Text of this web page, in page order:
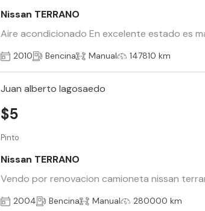
Nissan TERRANO
Aire acondicionado En excelente estado es
2010 Bencina Manual 147810 km
Juan alberto lagosaedo
Pinto
Nissan TERRANO
Vendo por renovacion camioneta nissan
$5
2004 Bencina Manual 280000 km